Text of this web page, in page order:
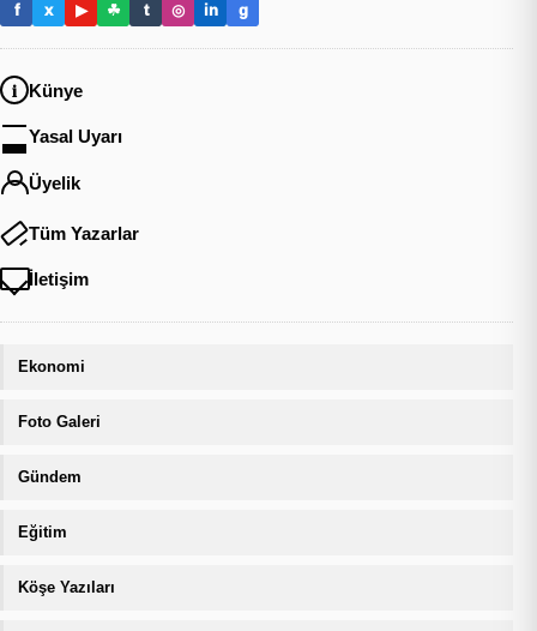
f x ▶ ☘ t ◎ in g
Künye
Yasal Uyarı
Üyelik
Tüm Yazarlar
İletişim
Ekonomi
Foto Galeri
Gündem
Eğitim
Köşe Yazıları